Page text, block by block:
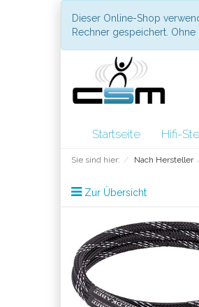
Dieser Online-Shop
Rechner gespeichert.
Startseite Hifi-
Sie sind hier: Nach Hersteller
Zur Übersicht